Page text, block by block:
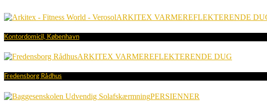
ARKITEX VARMEREFLEKTERENDE
Kontordomicil, København
ARKITEX VARMEREFLEKTERENDE DUG
Fredensborg Rådhus
PERSIENNER